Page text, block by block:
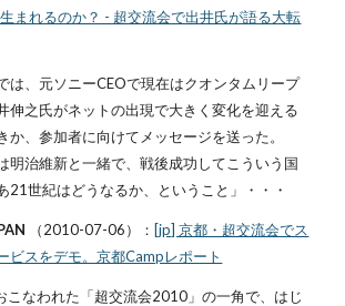
まれるのか？ - 超交流会で出井氏が語る大転
は、元ソニーCEOで現在はクオンタムリープ
伸之氏がネットの出現で大きく変化を迎える
か、参加者に向けてメッセージを送った。
明治維新と一緒で、戦後成功してこういう国
21世紀はどうなるか、ということ」・・・
（2010-07-06）： [jp] 京都・超交流会でス
ビスをデモ。京都Campレポート
こなわれた「超交流会2010」の一角で、はじ